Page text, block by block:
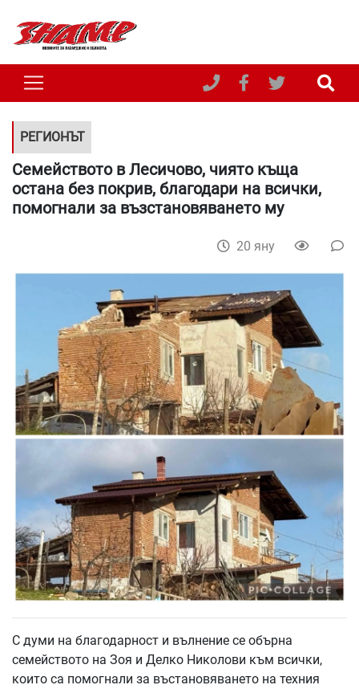
РЕГИОНЪТ
Семейството в Лесичово, чиято къща
остана без покрив, благодари на всички,
помогнали за възстановяването му
20 яну
С думи на благодарност и вълнение се обърна
семейството на Зоя и Делко Николови към всички,
които са помогнали за въстановяването на техния